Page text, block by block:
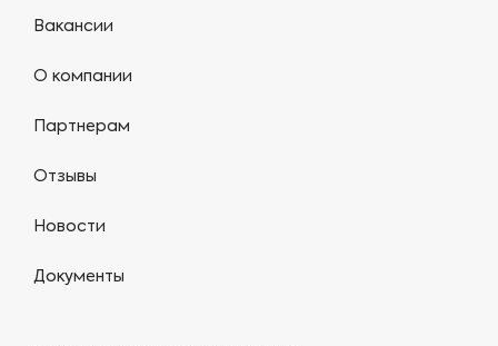
Вакансии
О компании
Партнерам
Отзывы
Новости
Документы